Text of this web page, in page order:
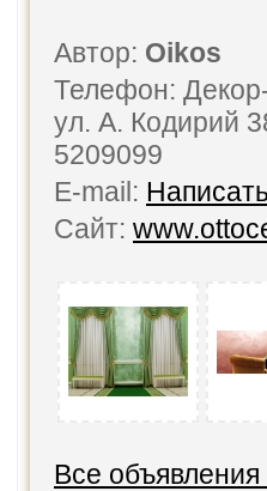
Автор: Oikos
Телефон:
ул. А. Кодирий
5209099
E-mail:
Сайт:
Все объявления